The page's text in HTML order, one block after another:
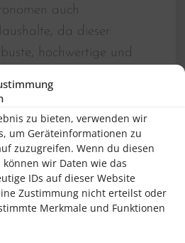
zu bieten, verwenden wir
um Geräteinformationen zu
zuzugreifen. Wenn du diesen
wir Daten wie das
IDs auf dieser Website
Zustimmung nicht erteilst oder
Merkmale und Funktionen
auch
da dieser
hochwertige und
Produkte herstellt. Bei
man sicher sein, das
Produkt erwirbt,
Anforderungen
für Gastronomie
Anwendung!!!
Fassungsvermögen von 52
Schwingdeckel sorgt
eine schnelle Müllentsorgung.